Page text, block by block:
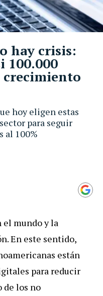
hoy eligen estas
para seguir
al 100%
hay crisis:
100.000
crecimiento
el mundo y la
En este sentido,
están
para reducir
de los no